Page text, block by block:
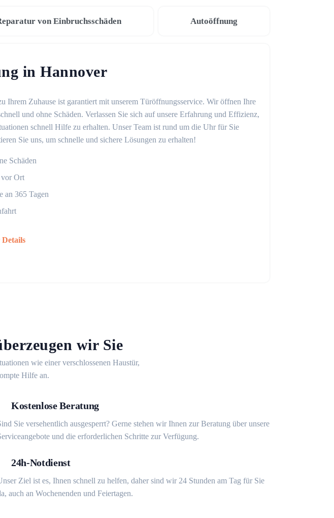
von Einbruchsschäden Autoöffnung
in Hannover
Ihrem Zuhause ist garantiert mit unserem Türöffnungsservice. Wir öffnen Ihre
und ohne Schäden. Verlassen Sie sich auf unsere Erfahrung und Effizienz,
schnell Hilfe zu erhalten. Unser Team ist rund um die Uhr für Sie
Sie uns, um schnelle und sichere Lösungen zu erhalten!
Schäden
Ort
an 365 Tagen
wir Sie
wie einer verschlossenen Haustür,
Hilfe an.
Kostenlose Beratung
Sie versehentlich ausgesperrt? Gerne stehen wir Ihnen zur Beratung über unsere
und die erforderlichen Schritte zur Verfügung.
24h-Notdienst
Ziel ist es, Ihnen schnell zu helfen, daher sind wir 24 Stunden am Tag für Sie
auch an Wochenenden und Feiertagen.